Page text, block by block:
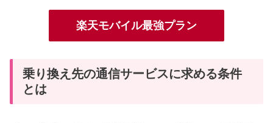
楽天モバイル最強プラン
乗り換え先の通信サービスに求める条件
とは